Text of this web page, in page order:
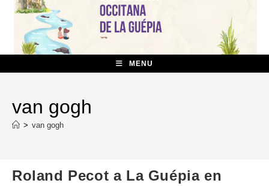
MENU
van gogh
> van gogh
Roland Pecot a La Guépia en